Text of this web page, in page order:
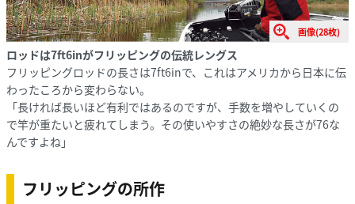
画像(28枚)
ロッドは7ft6inがフリッピングの伝統レングス
フリッピングロッドの長さは7ft6inで、これはアメリカから日本に伝
わったころから変わらない。
「長ければ長いほど有利ではあるのですが、手数を増やしていくの
で竿が重たいと疲れてしまう。その使いやすさの絶妙な長さが76な
んですよね」
フリッピングの所作